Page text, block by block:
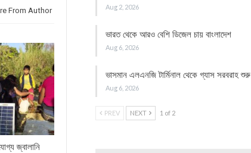
From Author
জ্বালানি
Aug 2, 2026
ভারত থেকে আরও বেশি ডিজেল চায় বাংলাদেশ
Aug 6, 2026
ভাসমান এলএনজি টার্মিনাল থেকে গ্যাস সরবরাহ শুরু
Aug 6, 2026
PREV NEXT 1 of 2